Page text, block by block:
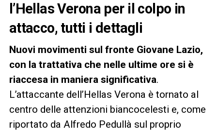
l’Hellas Verona per il colpo in
attacco, tutti i dettagli
Nuovi movimenti sul fronte Giovane Lazio,
con la trattativa che nelle ultime ore si è
riaccesa in maniera significativa.
L’attaccante dell’Hellas Verona è tornato al
centro delle attenzioni biancocelesti e, come
riportato da Alfredo Pedullà sul proprio